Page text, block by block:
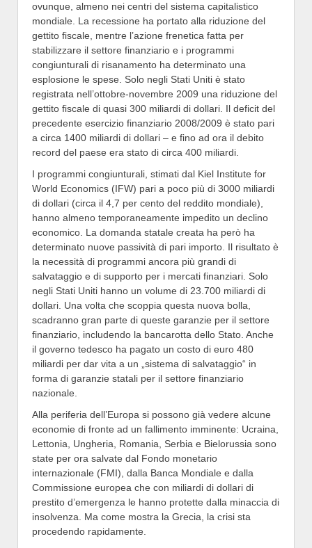
ovunque, almeno nei centri del sistema capitalistico
mondiale. La recessione ha portato alla riduzione del
gettito fiscale, mentre l’azione frenetica fatta per
stabilizzare il settore finanziario e i programmi
congiunturali di risanamento ha determinato una
esplosione le spese. Solo negli Stati Uniti è stato
registrata nell’ottobre-novembre 2009 una riduzione del
gettito fiscale di quasi 300 miliardi di dollari. Il deficit del
precedente esercizio finanziario 2008/2009 è stato pari
a circa 1400 miliardi di dollari – e fino ad ora il debito
record del paese era stato di circa 400 miliardi.
I programmi congiunturali, stimati dal Kiel Institute for
World Economics (IFW) pari a poco più di 3000 miliardi
di dollari (circa il 4,7 per cento del reddito mondiale),
hanno almeno temporaneamente impedito un declino
economico. La domanda statale creata ha però ha
determinato nuove passività di pari importo. Il risultato è
la necessità di programmi ancora più grandi di
salvataggio e di supporto per i mercati finanziari. Solo
negli Stati Uniti hanno un volume di 23.700 miliardi di
dollari. Una volta che scoppia questa nuova bolla,
scadranno gran parte di queste garanzie per il settore
finanziario, includendo la bancarotta dello Stato. Anche
il governo tedesco ha pagato un costo di euro 480
miliardi per dar vita a un „sistema di salvataggio“ in
forma di garanzie statali per il settore finanziario
nazionale.
Alla periferia dell’Europa si possono già vedere alcune
economie di fronte ad un fallimento imminente: Ucraina,
Lettonia, Ungheria, Romania, Serbia e Bielorussia sono
state per ora salvate dal Fondo monetario
internazionale (FMI), dalla Banca Mondiale e dalla
Commissione europea che con miliardi di dollari di
prestito d’emergenza le hanno protette dalla minaccia di
insolvenza. Ma come mostra la Grecia, la crisi sta
procedendo rapidamente.